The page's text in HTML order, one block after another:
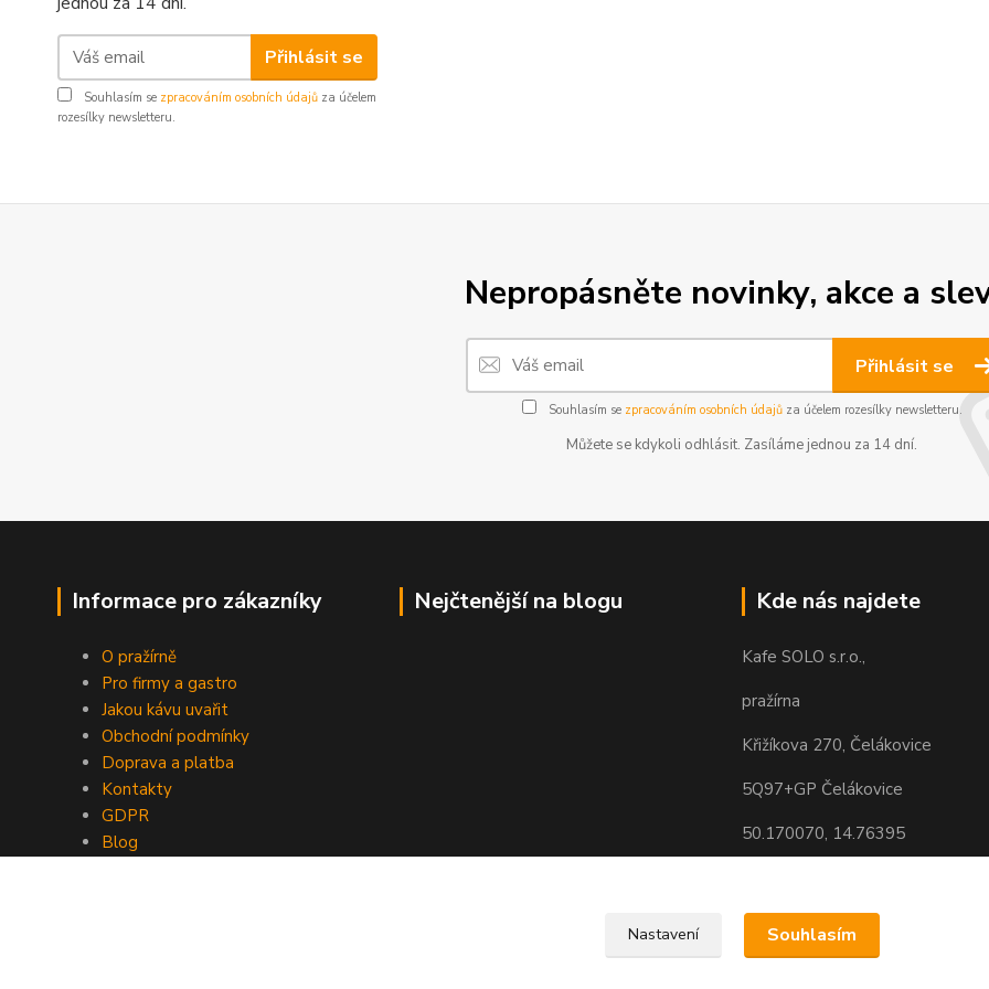
Přihlásit se
Souhlasím se zpracováním osobních údajů za účelem
rozesílky newsletteru.
Nepropásněte novinky, akce a
Přihlásit se
Souhlasím se zpracováním osobních údajůza účelem rozesílky newsletteru.
Můžete se kdykoli odhlásit. Zasíláme jednou za 14 dní.
Informace pro zákazníky
O pražírně
Pro firmy a gastro
Jakou kávu uvařit
Obchodní podmínky
Doprava a platba
Kontakty
GDPR
Blog
Nejčtenější na blogu Kde nás najdete
Kafe SOLO s.r.o.,
pražírna
Křižíkova 270, Čelákovice
5Q97+GP Čelákovice
50.170070, 14.76395
Nastavení Souhlasím